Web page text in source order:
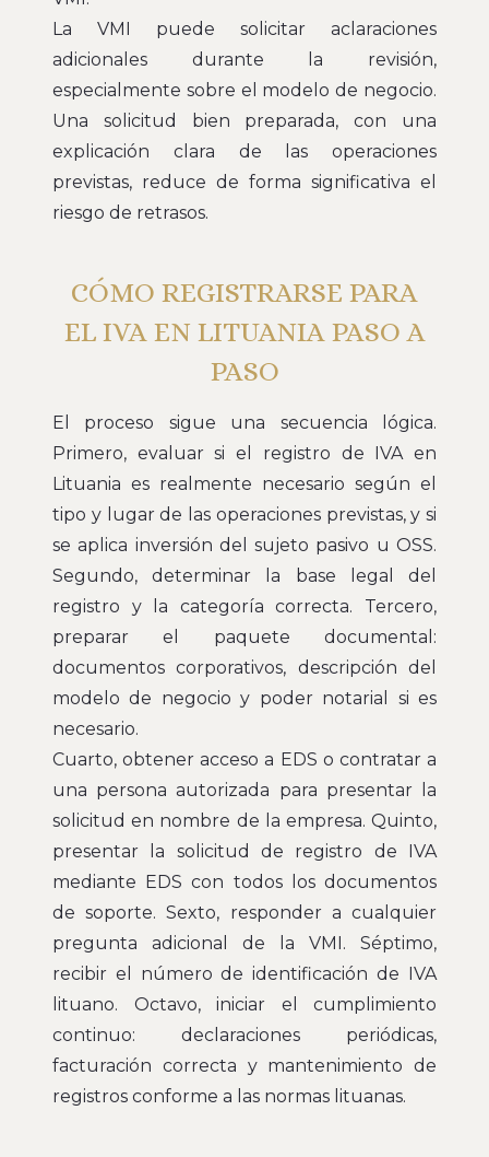
La VMI puede solicitar aclaraciones
adicionales durante la revisión,
especialmente sobre el modelo de negocio.
Una solicitud bien preparada, con una
explicación clara de las operaciones
previstas, reduce de forma significativa el
riesgo de retrasos.
CÓMO REGISTRARSE PARA
EL IVA EN LITUANIA PASO A
PASO
El proceso sigue una secuencia lógica.
Primero, evaluar si el registro de IVA en
Lituania es realmente necesario según el
tipo y lugar de las operaciones previstas, y si
se aplica inversión del sujeto pasivo u OSS.
Segundo, determinar la base legal del
registro y la categoría correcta. Tercero,
preparar el paquete documental:
documentos corporativos, descripción del
modelo de negocio y poder notarial si es
necesario.
Cuarto, obtener acceso a EDS o contratar a
una persona autorizada para presentar la
solicitud en nombre de la empresa. Quinto,
presentar la solicitud de registro de IVA
mediante EDS con todos los documentos
de soporte. Sexto, responder a cualquier
pregunta adicional de la VMI. Séptimo,
recibir el número de identificación de IVA
lituano. Octavo, iniciar el cumplimiento
continuo: declaraciones periódicas,
facturación correcta y mantenimiento de
registros conforme a las normas lituanas.